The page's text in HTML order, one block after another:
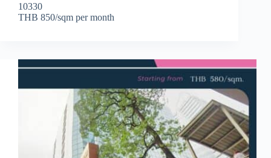
10330
THB 850/sqm per month